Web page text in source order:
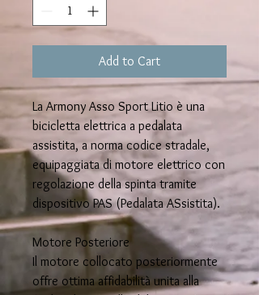
Add to Cart
La Armony Asso Sport Litio è una
bicicletta elettrica a pedalata
assistita, a norma codice stradale,
equipaggiata di motore elettrico con
regolazione della spinta tramite
dispositivo PAS (Pedalata ASsistita).
Motore Posteriore
Il motore collocato posteriormente
offre ottima affidabilità unita alla